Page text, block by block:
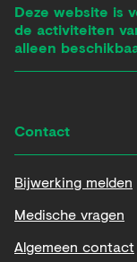
Deze website is
de activiteiten
alleen
Contact
Bijwerking melden
Medische vragen
Algemeen contact